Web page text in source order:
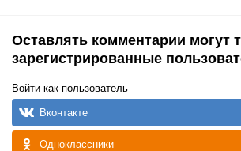
Оставлять комментарии могут
зарегистрированные
Войти как пользователь
Вконтакте
Одноклассники